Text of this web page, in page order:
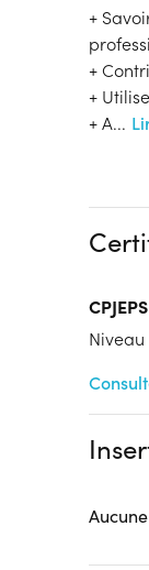
+
+
+
+ A...